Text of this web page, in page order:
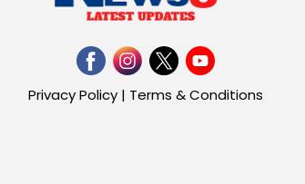
India Wins 8 Gold
Commonwealth Games:
7...
August 2, 2026 11:06 AM
Privacy Policy| Terms & Conditions